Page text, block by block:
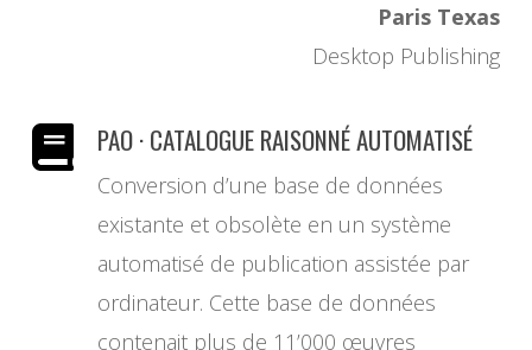
Paris Texas
Desktop Publishing
PAO · CATALOGUE RAISONNÉ AUTOMATISÉ
Conversion d’une base de données
existante et obsolète en un système
automatisé de publication assistée par
ordinateur. Cette base de données
contenait plus de 11’000 œuvres